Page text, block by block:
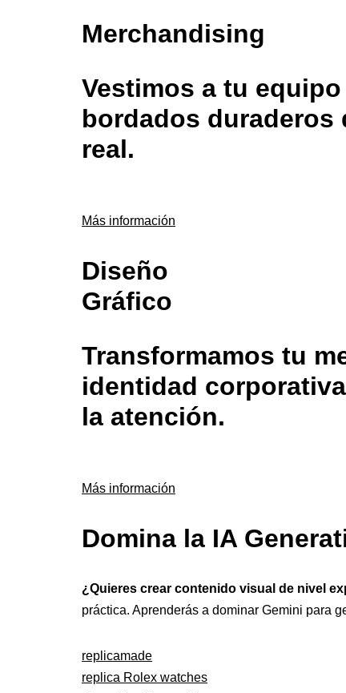
Merchandising
Vestimos a tu
bordados duraderos
real.
Más información
Diseño
Gráfico
Transformamos tu
identidad
la atención.
Más información
Domina la IA
¿Quieres crear contenido visual de nivel
práctica. Aprenderás a dominar Gemini para
replicamade
replica Rolex watches